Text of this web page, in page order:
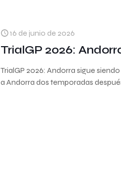
16 de junio de 2026
TrialGP 2026:
TrialGP 2026: Andorra sigue
a Andorra dos temporadas